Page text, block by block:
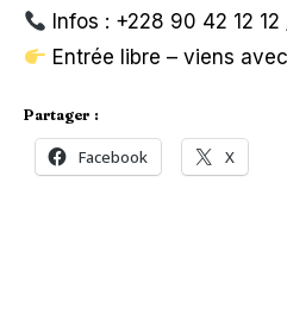
Infos : +228 90 42 12
Entrée libre – viens
Partager :
Facebook X